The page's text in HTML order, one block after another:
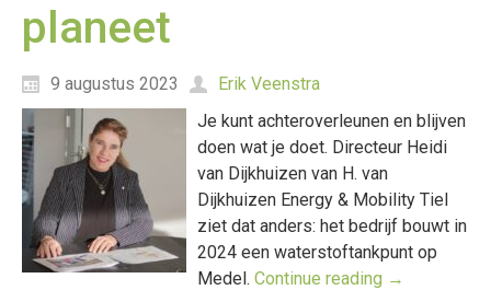
planeet
9 augustus 2023
Erik Veenstra
Je kunt achteroverleunen en blijven
doen wat je doet. Directeur Heidi
van Dijkhuizen van H. van
Dijkhuizen Energy & Mobility Tiel
ziet dat anders: het bedrijf bouwt in
2024 een waterstoftankpunt op
Medel. Continue reading →